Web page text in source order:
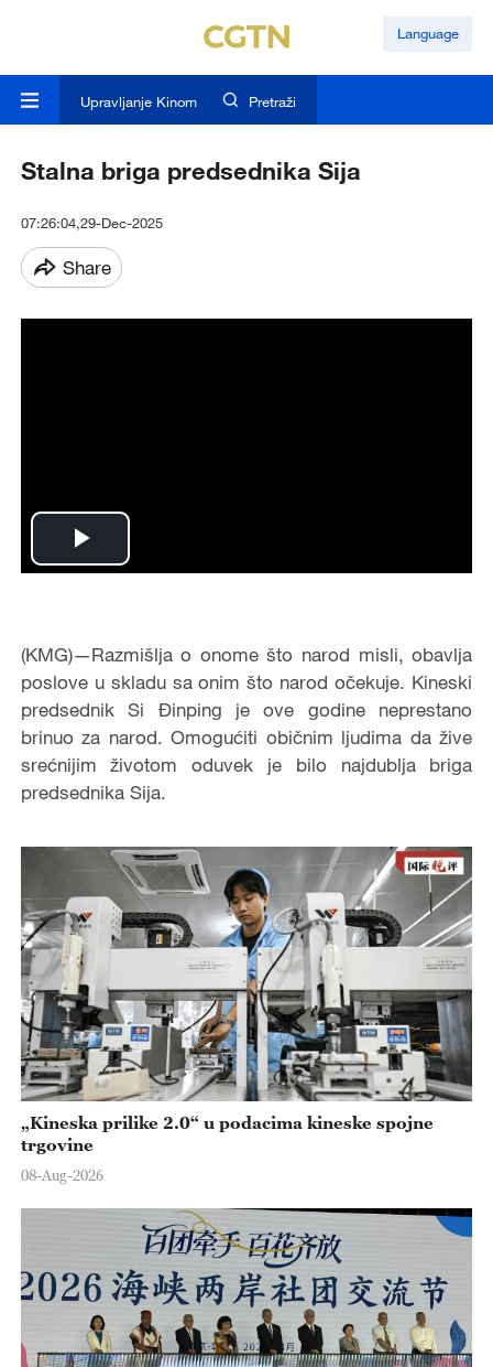
Language
Upravljanje Kinom Pretraži
Stalna briga predsednika Sija
07:26:04,29-Dec-2025
Share
Play
(KMG)—Razmišlja o onome što narod misli, obavlja
poslove u skladu sa onim što narod očekuje. Kineski
predsednik Si Đinping je ove godine neprestano
brinuo za narod. Omogućiti običnim ljudima da žive
srećnijim životom oduvek je bilo najdublja briga
predsednika Sija.
„Kineska prilike 2.0“ u podacima kineske spojne
trgovine
08-Aug-2026